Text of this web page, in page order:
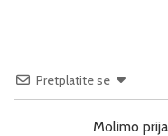
Pretplatite se
Molimo